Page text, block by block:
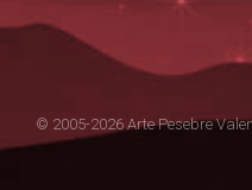
© 2005-2026 Arte Pesebre